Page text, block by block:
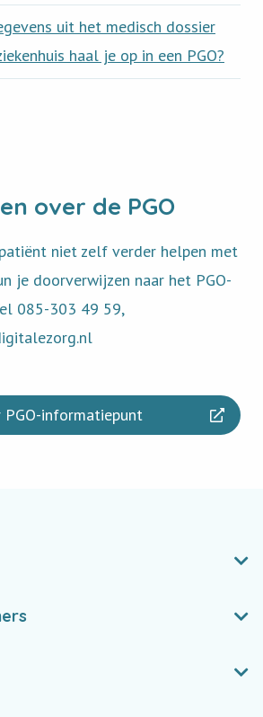
uit het medisch dossier
haal je op in een PGO?
over de PGO
niet zelf verder helpen met
je doorverwijzen naar het PGO-
085-303 49 59,
PGO-informatiepunt